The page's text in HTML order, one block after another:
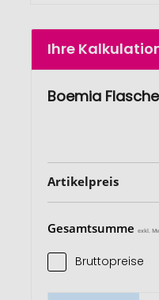
Ihre
Boemia
Artikelpreis
Gesamtsumme exkl.
Bruttopreise